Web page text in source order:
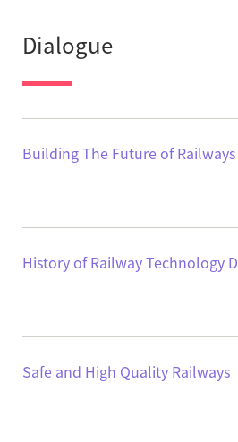
Dialogue
Building The Future of Railways
History of Railway Technology
Safe and High Quality Railways